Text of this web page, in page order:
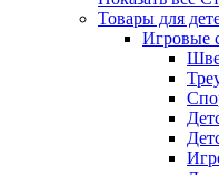
Товары для
Игровые